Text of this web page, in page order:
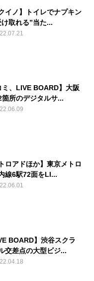
クイノ】トイレでナプキン
け取れる”当た...
ミ、LIVE BOARD】大阪
箇所のデジタルサ...
ロアドほか】東京メトロ
線6駅72面をLI...
BOARD】渋谷スクラ
交差点の大型ビジ...